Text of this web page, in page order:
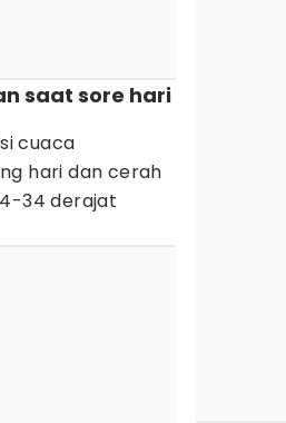
saat sore hari
cuaca
hari dan cerah
34 derajat